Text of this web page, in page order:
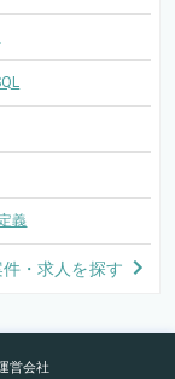
義
・求人を探す
営会社